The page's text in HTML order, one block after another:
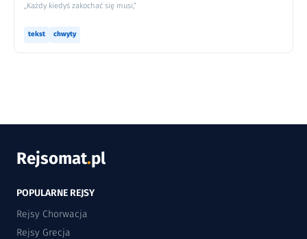
„Każdy kiedyś zakochać się musi,”
tekst chwyty
Rejsomat.pl
POPULARNE REJSY
Rejsy Chorwacja
Rejsy Grecja